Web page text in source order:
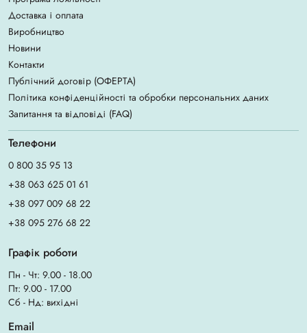
Доставка і оплата
Виробництво
Новини
Контакти
Публічний договір (ОФЕРТА)
Політика конфіденційності та обробки персональних даних
Запитання та відповіді (FAQ)
Телефони
0 800 35 95 13
+38 063 625 01 61
+38 097 009 68 22
+38 095 276 68 22
Графік роботи
Пн - Чт: 9.00 - 18.00
Пт: 9.00 - 17.00
Сб - Нд: вихідні
Email